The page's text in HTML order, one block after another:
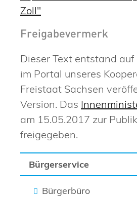
Bürgerservice
Bürgerbüro
Zoll"
Freigabevermerk
Dieser Text entstand
im Portal unseres
Freistaat Sachsen
Version. Das
am 15.05.2017 zur
freigegeben.